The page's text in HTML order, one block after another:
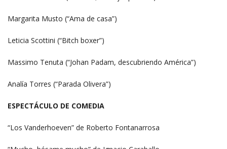
Margarita Musto (“Ama de casa”)
Leticia Scottini (“Bitch boxer”)
Massimo Tenuta (“Johan Padam, descubriendo América”)
Analía Torres (“Parada Olivera”)
ESPECTÁCULO DE COMEDIA
“Los Vanderhoeven” de Roberto Fontanarrosa